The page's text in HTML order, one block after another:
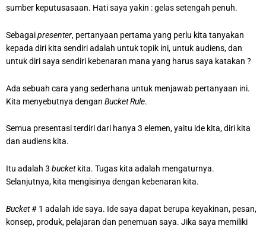
sumber keputusasaan. Hati saya yakin : gelas setengah penuh.
Sebagaipresenter, pertanyaan pertama yang perlu kita tanyakan
kepada diri kita sendiri adalah untuk topik ini, untuk audiens, dan
untuk diri saya sendiri kebenaran mana yang harus saya katakan ?
Ada sebuah cara yang sederhana untuk menjawab pertanyaan ini.
Kita menyebutnya dengan Bucket Rule.
Semua presentasi terdiri dari hanya 3 elemen, yaitu ide kita, diri kita
dan audiens kita.
Itu adalah 3 bucketkita. Tugas kita adalah mengaturnya.
Selanjutnya, kita mengisinya dengan kebenaran kita.
Bucket# 1 adalah ide saya. Ide saya dapat berupa keyakinan, pesan,
konsep, produk, pelajaran dan penemuan saya. Jika saya memiliki